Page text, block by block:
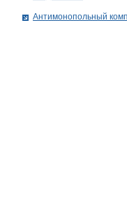
Антимонопольный